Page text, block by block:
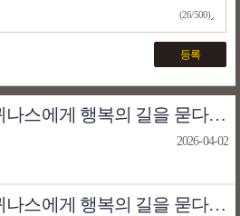
(26/500)
등록
[신학] 성 토마스 아퀴나스에게 행복의 길을 묻다31: 성령의 선물과 참된 행복
2026-04-02
[신학] 성 토마스 아퀴나스에게 행복의 길을 묻다30: 신앙 · 희망 · 참사랑을 통해 찾는 신앙인의 행복한 직장 생활